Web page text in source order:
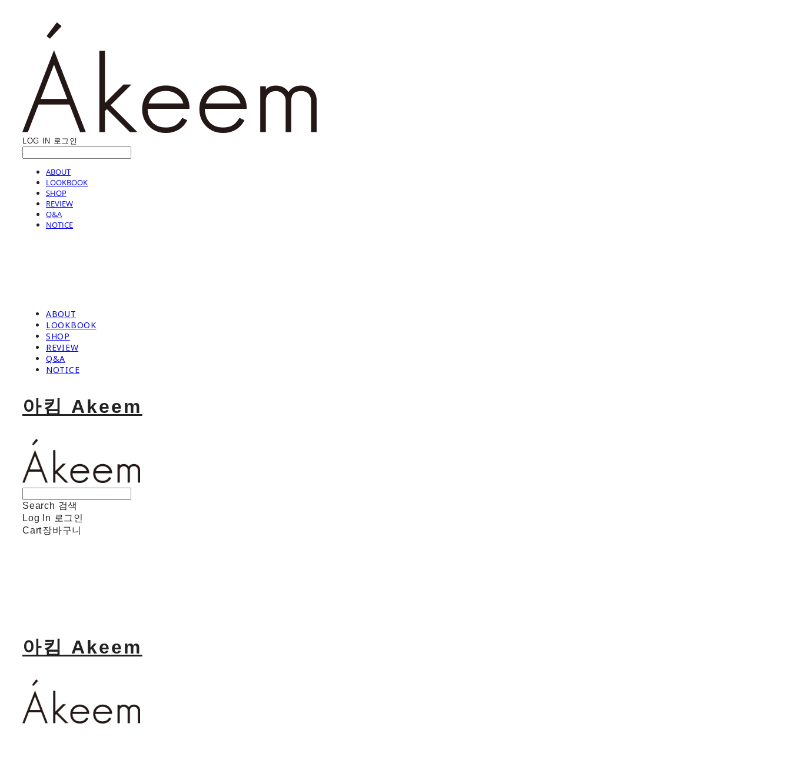
LOG IN 로그인
ABOUT
LOOKBOOK
SHOP
REVIEW
Q&A
NOTICE
ABOUT
LOOKBOOK
SHOP
REVIEW
Q&A
NOTICE
아킴 Akeem
Search 검색
Log In 로그인
Cart장바구니
아킴 Akeem